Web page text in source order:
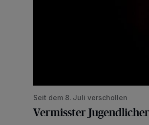
Seit dem 8. Juli verschollen
Vermisster